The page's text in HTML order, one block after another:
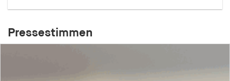
Pressestimmen